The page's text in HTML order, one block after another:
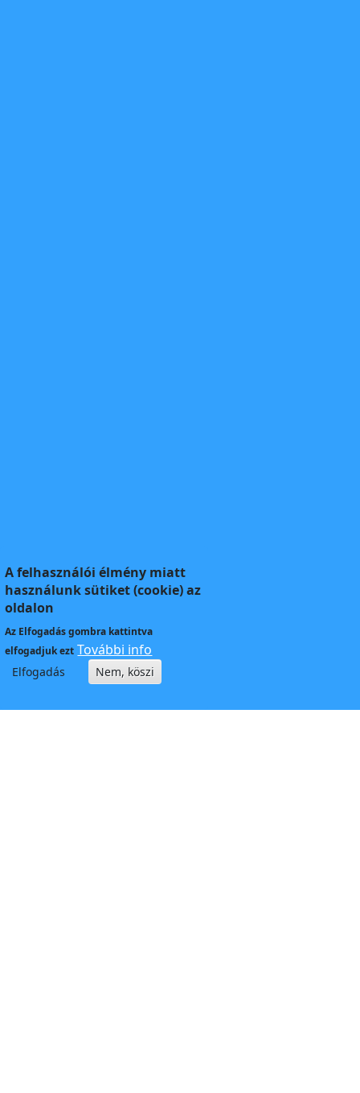
A felhasználói élmény miatt
használunk sütiket (cookie) az
oldalon
Az Elfogadásgombra kattintva
elfogadjuk ezt További info
Elfogadás Nem, köszi